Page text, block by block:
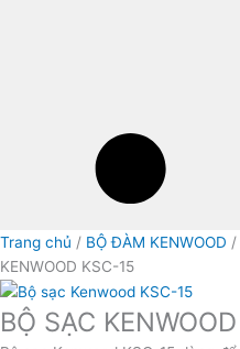
Trang chủ / BỘ ĐÀM KENWOOD /
KENWOOD KSC-15
BỘ SẠC